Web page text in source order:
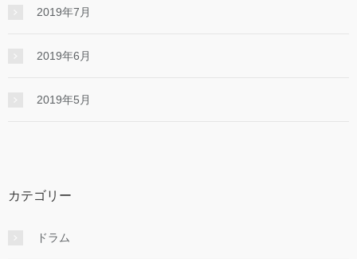
2019年7月
2019年6月
2019年5月
カテゴリー
ドラム